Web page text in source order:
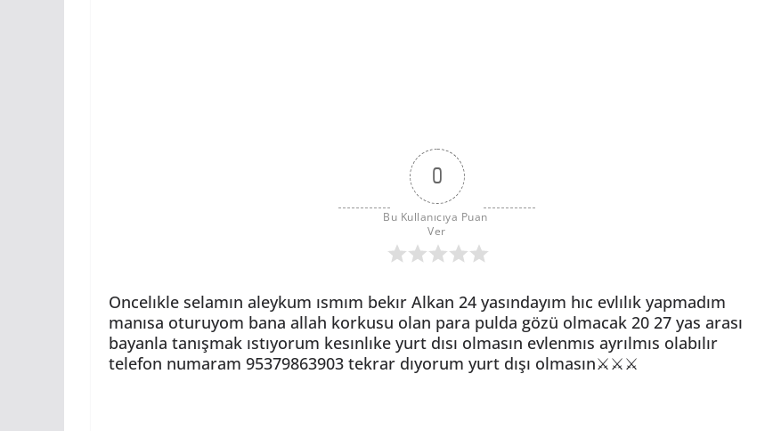
0
Bu Kullanıcıya Puan
Ver
Oncelıkle selamın aleykum ısmım bekır Alkan 24 yasındayım hıc evlılık yapmadım
manısa oturuyom bana allah korkusu olan para pulda gözü olmacak 20 27 yas arası
bayanla tanışmak ıstıyorum kesınlıke yurt dısı olmasın evlenmıs ayrılmıs olabılır
telefon numaram 95379863903 tekrar dıyorum yurt dışı olmasın⚔️⚔️⚔️